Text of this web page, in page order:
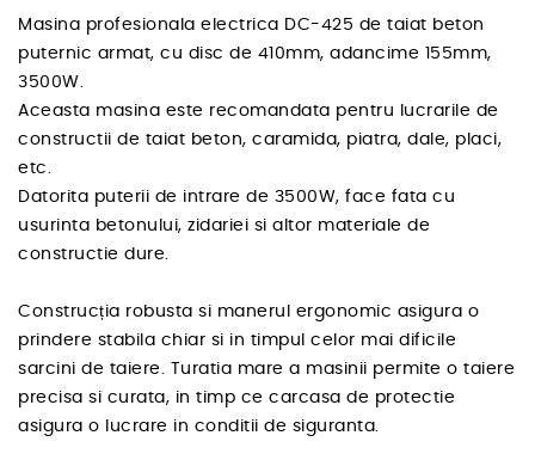
Masina profesionala electrica DC-425 de taiat beton
puternic armat, cu disc de 410mm, adancime 155mm,
3500W.
Aceasta masina este recomandata pentru lucrarile de
constructii de taiat beton, caramida, piatra, dale, placi,
etc.
Datorita puterii de intrare de 3500W, face fata cu
usurinta betonului, zidariei si altor materiale de
constructie dure.
Construcția robusta si manerul ergonomic asigura o
prindere stabila chiar si in timpul celor mai dificile
sarcini de taiere. Turatia mare a masinii permite o taiere
precisa si curata, in timp ce carcasa de protectie
asigura o lucrare in conditii de siguranta.